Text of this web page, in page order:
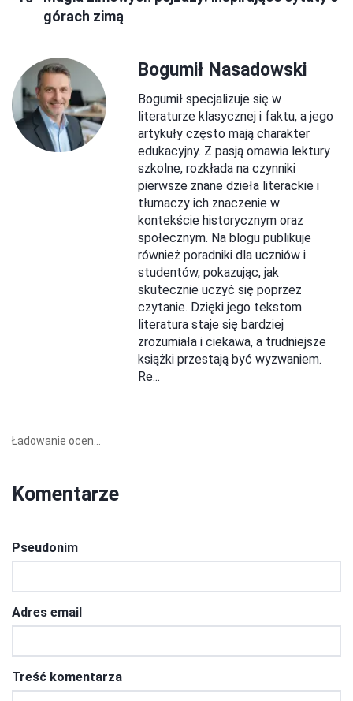
górach zimą
Bogumił Nasadowski
Bogumił specjalizuje się w
literaturze klasycznej i faktu, a jego
artykuły często mają charakter
edukacyjny. Z pasją omawia lektury
szkolne, rozkłada na czynniki
pierwsze znane dzieła literackie i
tłumaczy ich znaczenie w
kontekście historycznym oraz
społecznym. Na blogu publikuje
również poradniki dla uczniów i
studentów, pokazując, jak
skutecznie uczyć się poprzez
czytanie. Dzięki jego tekstom
literatura staje się bardziej
zrozumiała i ciekawa, a trudniejsze
książki przestają być wyzwaniem.
Re...
Ładowanie ocen...
Komentarze
Pseudonim
Adres email
Treść komentarza